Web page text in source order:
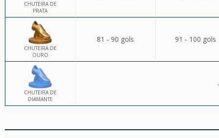
CHUTEIRA DE
PRATA
CHUTEIRA DE
OURO
81 - 90 gols 91 - 100 gols
CHUTEIRA DE
DIAMANTE